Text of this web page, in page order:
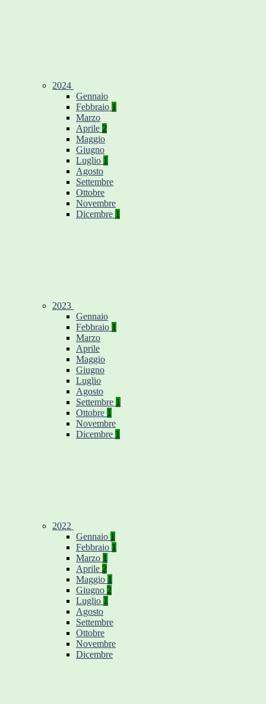
2024
Gennaio
Febbraio 1
Marzo
Aprile 2
Maggio
Giugno
Luglio 1
Agosto
Settembre
Ottobre
Novembre
Dicembre 1
2023
Gennaio
Febbraio 1
Marzo
Aprile
Maggio
Giugno
Luglio
Agosto
Settembre 1
Ottobre 1
Novembre
Dicembre 1
2022
Gennaio 1
Febbraio 1
Marzo 1
Aprile 2
Maggio 1
Giugno 2
Luglio 1
Agosto
Settembre
Ottobre
Novembre
Dicembre